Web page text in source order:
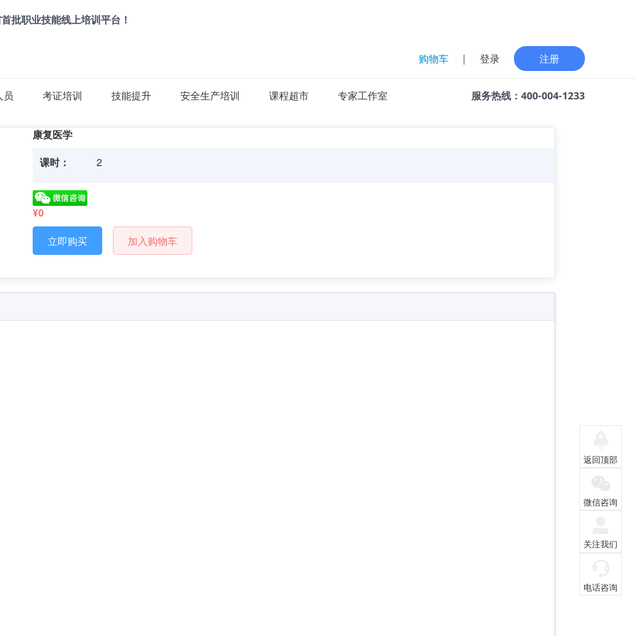
批职业技能线上培训平台！
购物车 | 登录 注册
员 考证培训 技能提升 安全生产培训 课程超市 专家工作室 服务热线：400-004-1233
康复医学
课时：
2
¥0
立即购买
加入购物车
返回顶部
微信咨询
关注我们
电话咨询